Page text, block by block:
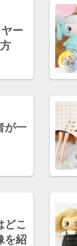
ー
が一
どこ
を紹